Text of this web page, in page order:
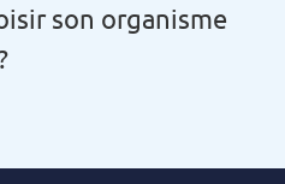
son organisme